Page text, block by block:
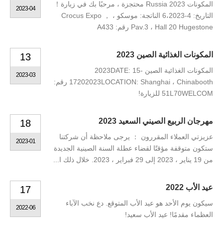
2023-04
المكونات Russia 2023 محتجزة ، مرحبًا بك في زيارة！
التاريخ: 4-6،2023 الناتجة: موسكو ، Crocus Expo ，
Pav.3 ، Hall 20 Hugestone رقم: A433
13
2023-03
المكونات الغذائية الصين 2023
المكونات الغذائية الصين 2023DATE: 15-
17202023LOCATION: Shanghai ، Chinabooth رقم:
51L70WELCOM للزيارة!
18
2023-01
مهرجان الربيع الصيني السعيد 2023
عزيزتي العملاء المقررون ： يرجى ملاحظة أن شركتنا
ستكون متوقفة مؤقتًا لقضاء عطلة السنة الصينية الجديدة
من 19 يناير ، 2023 إلى 29 فبراير ، 2023. خلال ذلك ا...
17
2022-06
عيد الأب 2022
سيكون يوم الأحد هو عيد الأب المتوقع. دع نخب الآباء
العظماء مقدمًا! عيد الأب سعيد!